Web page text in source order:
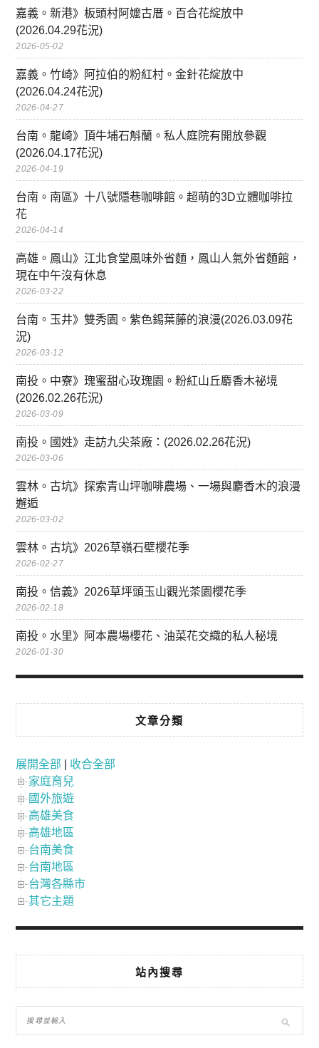
嘉義。新港》板頭村阿嬤古厝。百合花綻放中
(2026.04.29花況)
2026-05-02
嘉義。竹崎》阿拉伯的粉紅村。金針花綻放中
(2026.04.24花況)
2026-04-27
台南。龍崎》頂牛埔石斛蘭。私人庭院有開放參觀
(2026.04.17花況)
2026-04-19
台南。南區》十八號隱巷咖啡館。超萌的3D立體咖啡拉
花
2026-04-14
高雄。鳳山》江北食堂風味外省麵，鳳山人氣外省麵館，
現在中午沒有休息
2026-03-22
台南。玉井》雙秀園。紫色錫葉藤的浪漫(2026.03.09花
況)
2026-03-12
南投。中寮》瑰蜜甜心玫瑰園。粉紅山丘麝香木祕境
(2026.02.26花況)
2026-03-09
南投。國姓》走訪九尖茶廠：(2026.02.26花況)
2026-03-06
雲林。古坑》探索青山坪咖啡農場、一場與麝香木的浪漫
邂逅
2026-03-02
雲林。古坑》2026草嶺石壁櫻花季
2026-02-27
南投。信義》2026草坪頭玉山觀光茶園櫻花季
2026-02-18
南投。水里》阿本農場櫻花、油菜花交織的私人秘境
2026-01-30
文章分類
展開全部
收合全部
家庭育兒
國外旅遊
高雄美食
高雄地區
台南美食
台南地區
台灣各縣市
其它主題
站內搜尋